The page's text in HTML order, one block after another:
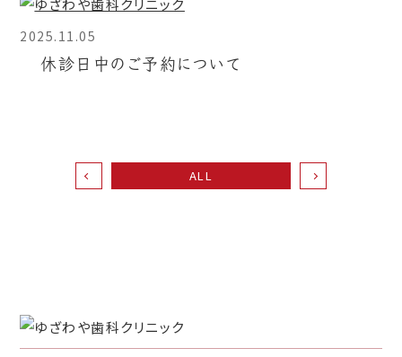
2025.11.05
休診日中のご予約について
ALL